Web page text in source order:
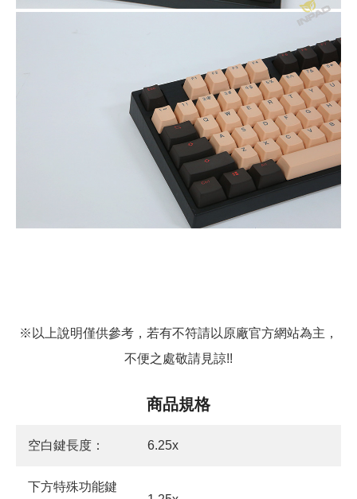
※以上說明僅供參考，若有不符請以原廠官方網站為主，
不便之處敬請見諒!!
商品規格
空白鍵長度： 6.25x
下方特殊功能鍵